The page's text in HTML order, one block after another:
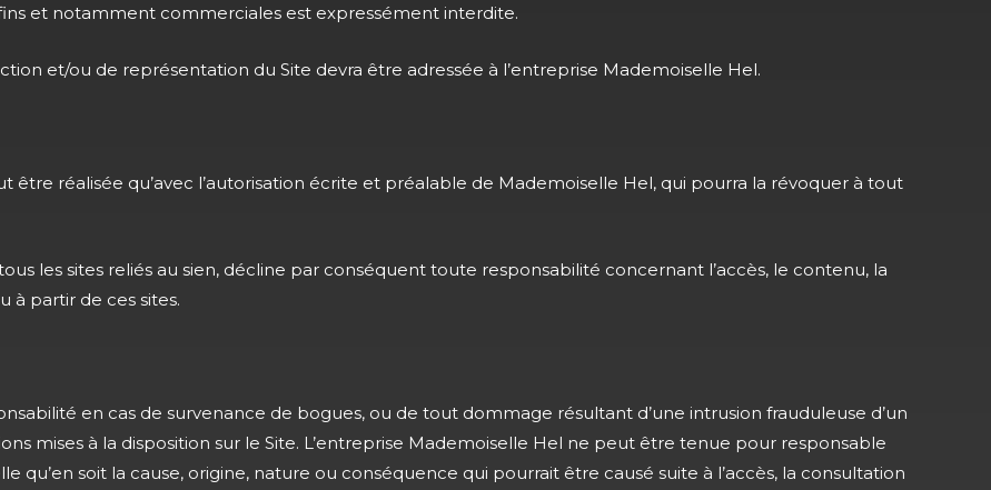
et notamment commerciales est expressément interdite.
et/ou de représentation du Site devra être adressée à l’entreprise Mademoiselle Hel.
être réalisée qu’avec l’autorisation écrite et préalable de Mademoiselle Hel, qui pourra la révoquer à tout
les sites reliés au sien, décline par conséquent toute responsabilité concernant l’accès, le contenu, la
à partir de ces sites.
en cas de survenance de bogues, ou de tout dommage résultant d’une intrusion frauduleuse d’un
mises à la disposition sur le Site. L’entreprise Mademoiselle Hel ne peut être tenue pour responsable
qu’en soit la cause, origine, nature ou conséquence qui pourrait être causé suite à l’accès, la consultation